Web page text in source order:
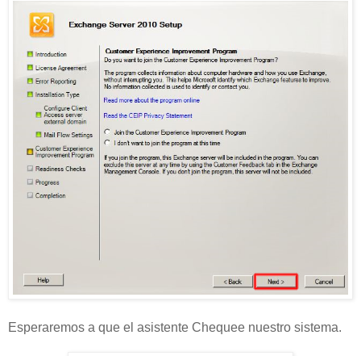
Esperaremos a que el asistente Chequee nuestro sistema.